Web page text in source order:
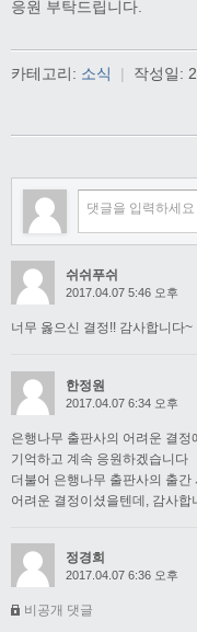
응원 부탁드립니다.
카테고리: 소식 | 작성일:
쉬쉬푸쉬
2017.04.07 5:46 오후
너무 옳으신 결정!! 감사합니다~
한정원
2017.04.07 6:34 오후
은행나무 출판사의 어려운 결정
기억하고 계속 응원하겠습니다
더불어 은행나무 출판사의 출
어려운 결정이셨을텐데, 감사합
정경희
2017.04.07 6:36 오후
비공개 댓글